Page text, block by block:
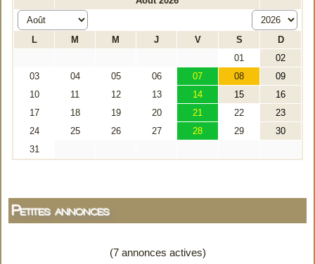
Petites annonces
(7 annonces actives)